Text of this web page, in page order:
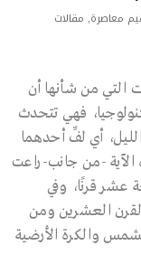
معاصرة, مقالات
التي من شأنها أن
فهي تتحدث
أي لفِّ أحدهما
الآية -من جانب-راعت
عشر قرنًا، وفي
العشرين ومن
والكرة الأرضية